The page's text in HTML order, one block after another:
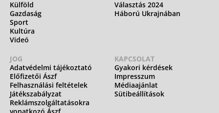
Külföld
Gazdaság
Sport
Kultúra
Videó
Választás 2024
Háború Ukrajnában
JOG
Adatvédelmi tájékoztató
Előfizetői Ászf
Felhasználási feltételek
Játékszabályzat
Reklámszolgáltatásokra
KAPCSOLAT
Gyakori kérdések
Impresszum
Médiaajánlat
Sütibeállítások